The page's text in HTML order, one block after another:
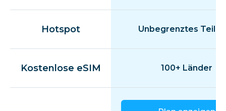
Hotspot Unbegrenztes Teilen
Kostenlose eSIM 100+ Länder